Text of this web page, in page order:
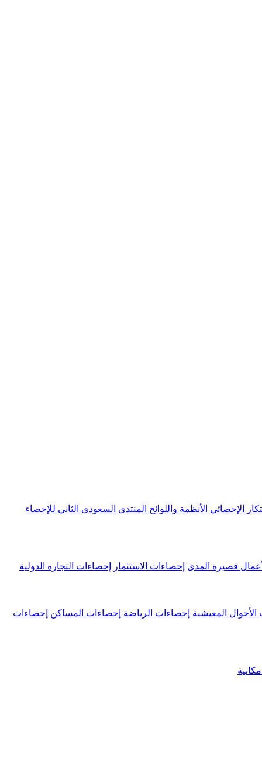
الإحصائي الأنظمة واللوائح المنتدى السعودي الثاني للإحصاء
قصيرة المدى إحصاءات الاستثمار إحصاءات التجارة الدولية
الأحوال المعيشية إحصاءات الرياضة إحصاءات المساكن إحصاءات